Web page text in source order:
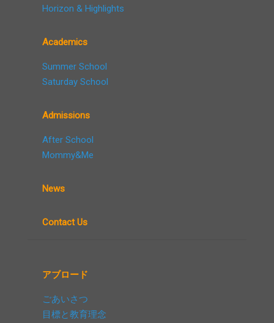
Horizon & Highlights
Academics
Summer School
Saturday School
Admissions
After School
Mommy&Me
News
Contact Us
アブロード
ごあいさつ
目標と教育理念